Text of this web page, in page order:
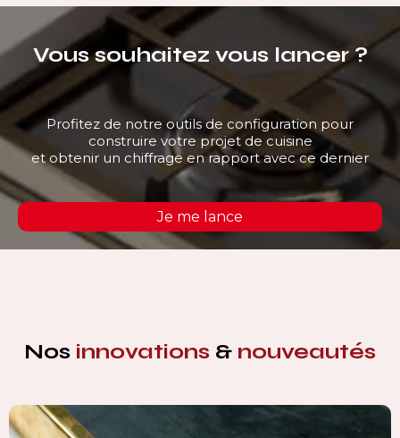
Vous souhaitez vous lancer ?
Profitez de notre outils de configuration pour
construire votre projet de cuisine
et obtenir un chiffrage en rapport avec ce dernier
Je me lance
Nos innovations & nouveautés